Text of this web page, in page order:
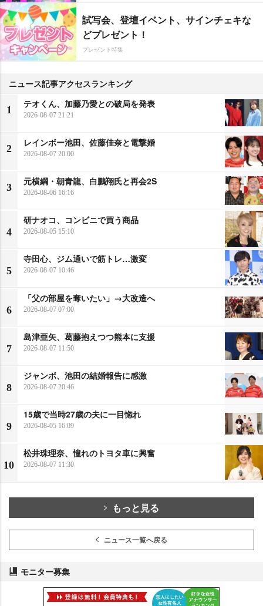
試写会、登壇イベント、サインチェキな
どプレゼント！
プレゼント特集
ニュース記事アクセスランキング
1
テオくん、加藤乃愛との破局を発表
2026-08-07 21:21
2
レインボー池田、佐藤佳奈と電撃婚
2026-08-07 20:00
3
元横綱・朝青龍、白鵬翔氏と再会2S
2026-08-06 16:16
4
研ナオコ、コンビニで買う商品
2026-08-05 15:10
5
寺田心、ジム通いで筋トレ…激変
2026-08-07 10:46
6
「父の部屋を奪いたい」→大改造へ
2026-08-07 07:00
7
島津亜矢、葛藤抱えつつ熊本に支援
2026-08-07 11:50
8
ジャンボ、池田の結婚報告に感激
2026-08-07 20:46
9
15歳で当時27歳の夫に一目惚れ
2026-08-05 16:09
10
松井珠理奈、憧れのトヨタ車に興奮
2026-08-07 11:30
もっと見る
ニュース一覧へ戻る
モニター募集